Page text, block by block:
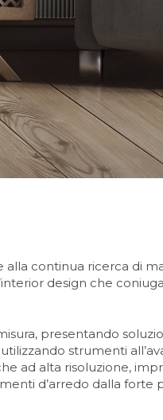
alla continua ricerca di
design che
presentando
strumenti
ad alta risoluzione,
d’arredo dalla forte